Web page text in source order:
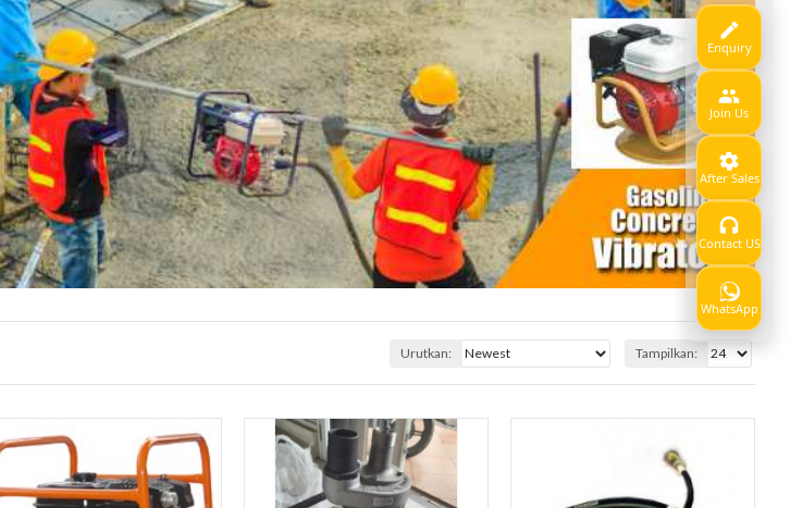
Urutkan: Tampilkan:
Enquiry
Join Us
After Sales
Contact US
WhatsApp